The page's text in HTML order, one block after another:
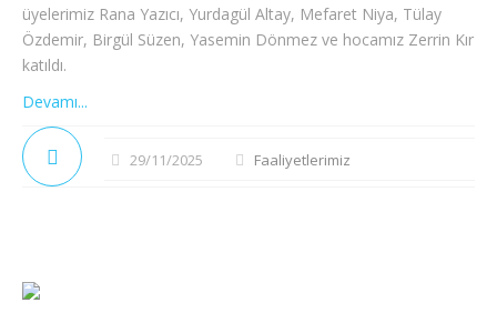
üyelerimiz Rana Yazıcı, Yurdagül Altay, Mefaret Niya, Tülay
Özdemir, Birgül Süzen, Yasemin Dönmez ve hocamız Zerrin Kır
katıldı.
Devamı...
29/11/2025 Faaliyetlerimiz